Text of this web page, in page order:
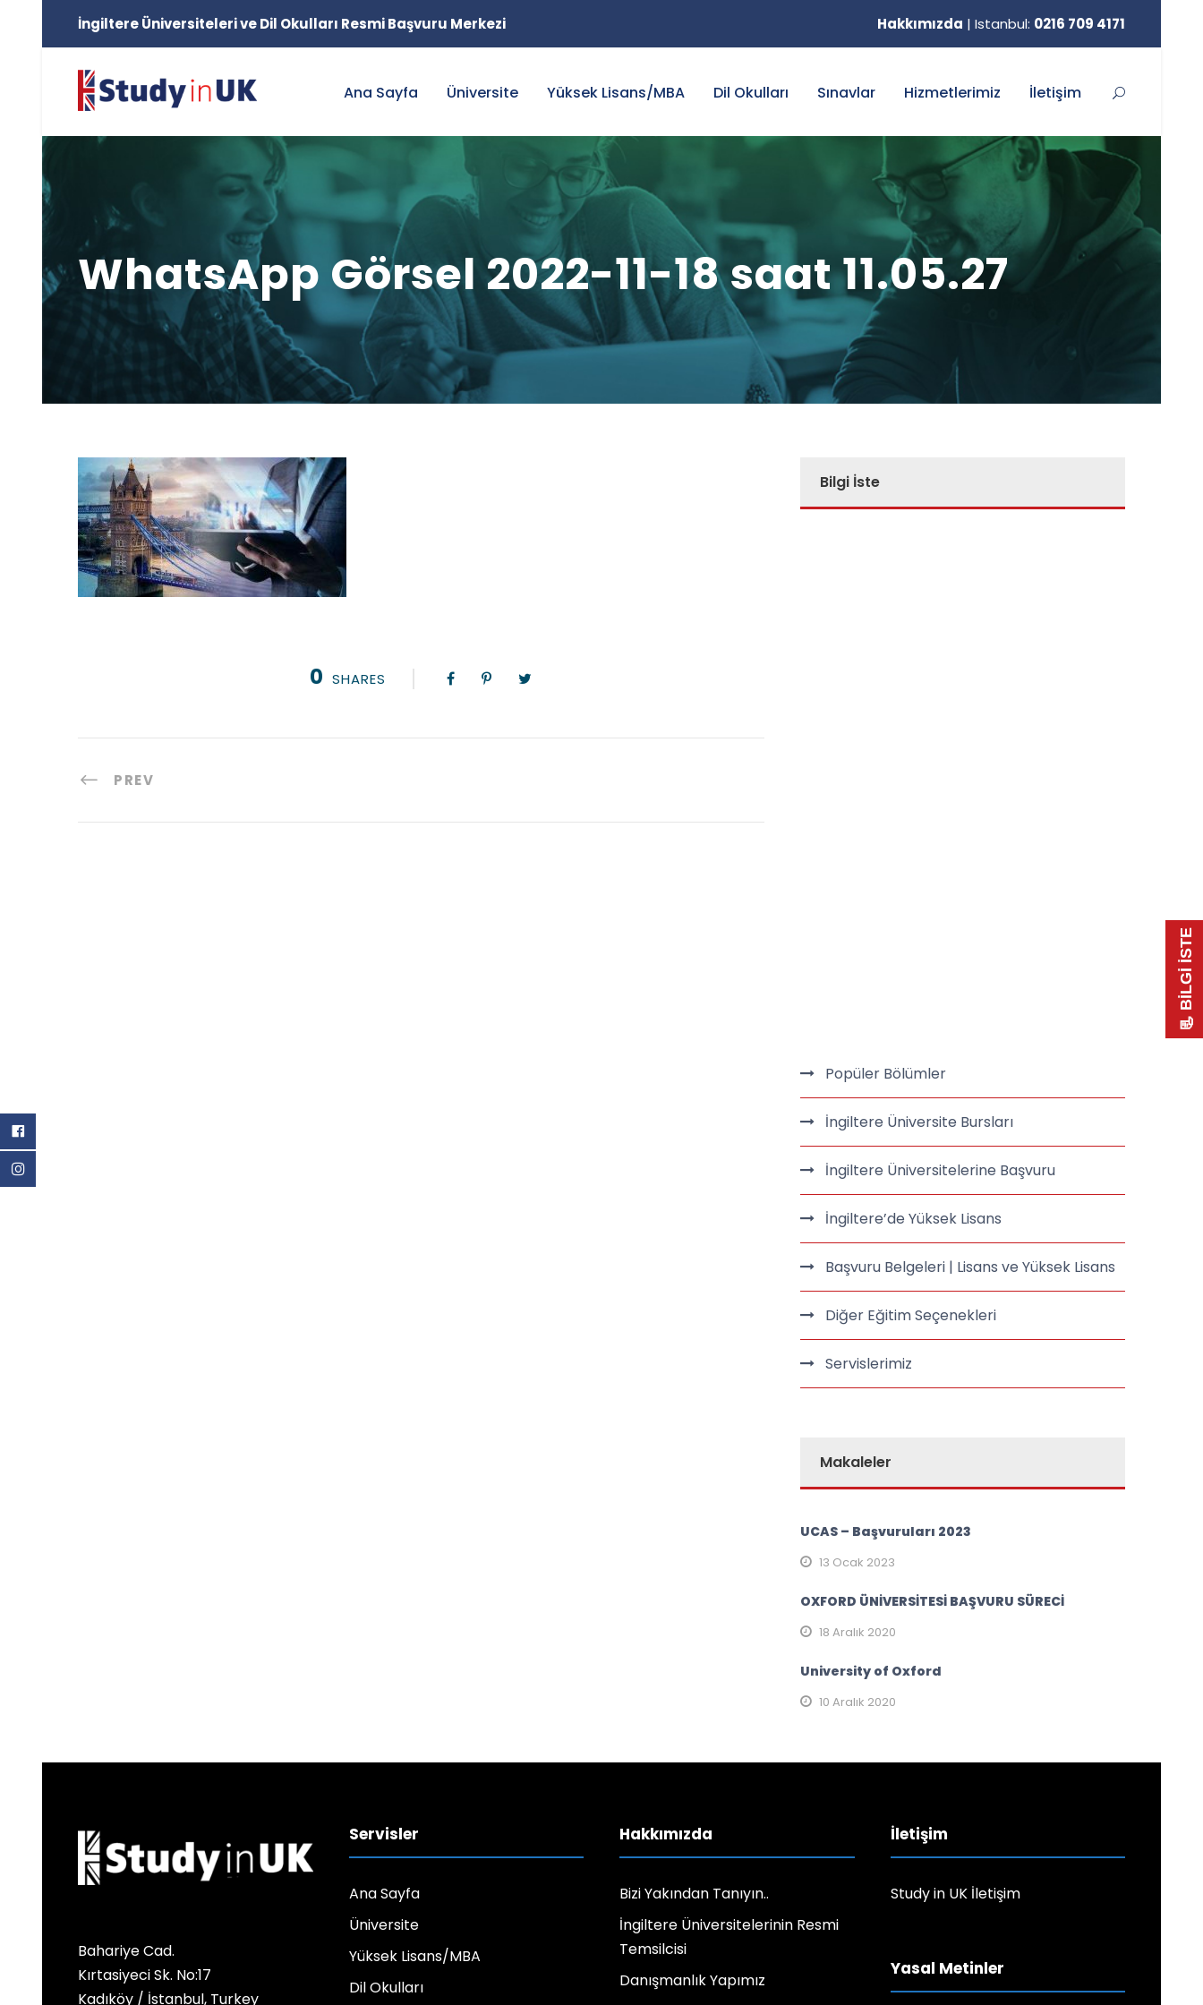
İngiltere Üniversiteleri ve Dil Okulları Resmi Başvuru Merkezi Hakkımızda | Istanbul: 0216 709 4171
Ana Sayfa Üniversite Yüksek Lisans/MBA Dil Okulları Sınavlar Hizmetlerimiz İletişim
WhatsApp Görsel 2022-11-18 saat 11.05.27
0 SHARES
PREV
Bilgi İste
Popüler Bölümler
İngiltere Üniversite Bursları
İngiltere Üniversitelerine Başvuru
İngiltere’de Yüksek Lisans
Başvuru Belgeleri | Lisans ve Yüksek Lisans
Diğer Eğitim Seçenekleri
Servislerimiz
Makaleler
UCAS – Başvuruları 2023
13 Ocak 2023
OXFORD ÜNİVERSİTESİ BAŞVURU SÜRECİ
18 Aralık 2020
University of Oxford
10 Aralık 2020
Bahariye Cad.
Kırtasiyeci Sk. No:17
Kadıköy / İstanbul, Turkey
Servisler
Ana Sayfa
Üniversite
Yüksek Lisans/MBA
Dil Okulları
Hakkımızda
Bizi Yakından Tanıyın..
İngiltere Üniversitelerinin Resmi
Temsilcisi
Danışmanlık Yapımız
İletişim
Study in UK İletişim
Yasal Metinler
📃 BİLGİ İSTE